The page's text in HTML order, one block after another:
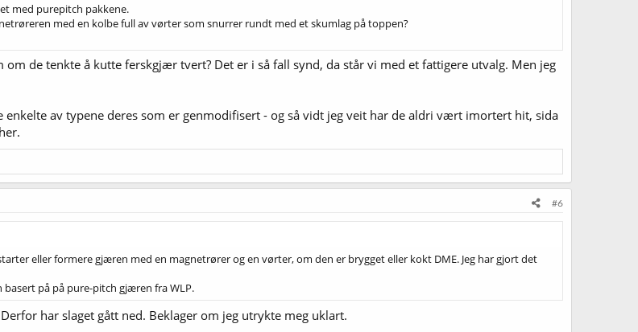
med purepitch pakkene.
med en kolbe full av vørter som snurrer rundt med et skumlag på toppen?
de tenkte å kutte ferskgjær tvert? Det er i så fall synd, da står vi med et fattigere utvalg. Men jeg
enkelte av typene deres som er genmodifisert - og så vidt jeg veit har de aldri vært imortert hit, sida
#6
eller formere gjæren med en magnetrører og en vørter, om den er brygget eller kokt DME. Jeg har gjort det
på på pure-pitch gjæren fra WLP.
har slaget gått ned. Beklager om jeg utrykte meg uklart.